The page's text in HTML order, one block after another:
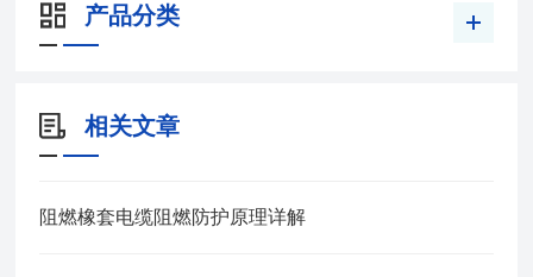
产品分类
相关文章
阻燃橡套电缆阻燃防护原理详解